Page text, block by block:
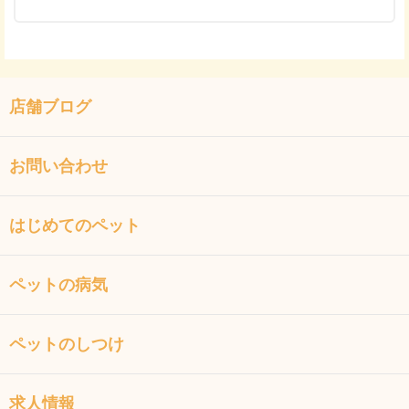
店舗ブログ
お問い合わせ
はじめてのペット
ペットの病気
ペットのしつけ
求人情報